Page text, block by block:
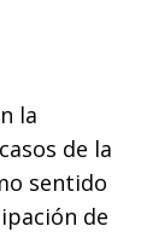
la
de la
sentido
de